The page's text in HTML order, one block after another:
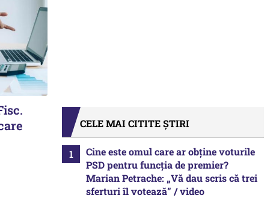
CELE MAI CITITE ȘTIRI
Cine este omul care ar obține voturile
PSD pentru funcția de premier?
Marian Petrache: „Vă dau scris că trei
sferturi îl votează” / video